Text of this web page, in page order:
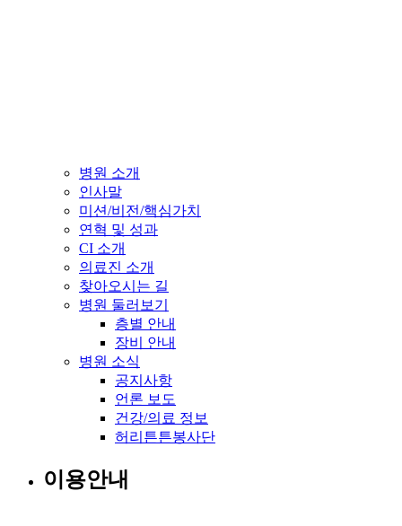
병원 소개
인사말
미션/비전/핵심가치
연혁 및 성과
CI 소개
의료진 소개
찾아오시는 길
병원 둘러보기
층별 안내
장비 안내
병원 소식
공지사항
언론 보도
건강/의료 정보
허리튼튼봉사단
이용안내